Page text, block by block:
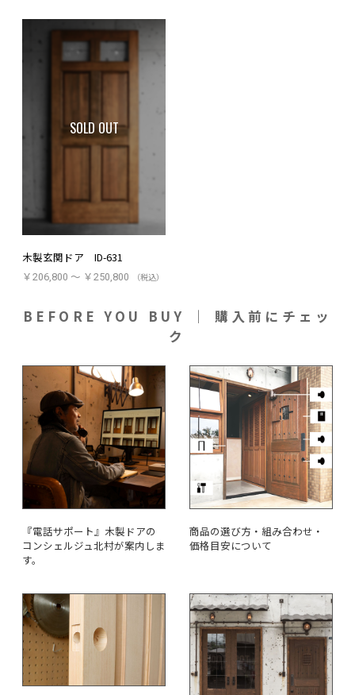
SOLD OUT
木製玄関ドア ID-631
￥206,800 ～ ￥250,800 （税込）
BEFORE YOU BUY ｜ 購入前にチェッ
ク
『電話サポート』木製ドアの
コンシェルジュ北村が案内しま
す。
商品の選び方・組み合わせ・
価格目安について